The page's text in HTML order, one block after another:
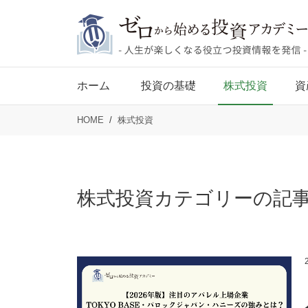
ホーム 投資の基礎 株式投資
HOME 株式投資
株式投資カテゴリーの記